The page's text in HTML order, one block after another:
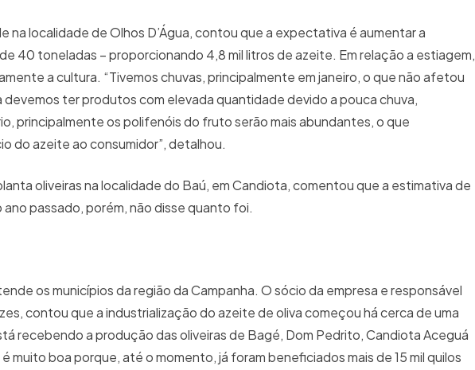
na localidade de Olhos D’Água, contou que a expectativa é aumentar a
40 toneladas – proporcionando 4,8 mil litros de azeite. Em relação a estiagem,
a cultura. “Tivemos chuvas, principalmente em janeiro, o que não afetou
ter produtos com elevada quantidade devido a pouca chuva,
principalmente os polifenóis do fruto serão mais abundantes, o que
do azeite ao consumidor”, detalhou.
oliveiras na localidade do Baú, em Candiota, comentou que a estimativa de
passado, porém, não disse quanto foi.
os municípios da região da Campanha. O sócio da empresa e responsável
contou que a industrialização do azeite de oliva começou há cerca de uma
recebendo a produção das oliveiras de Bagé, Dom Pedrito, Candiota Aceguá
muito boa porque, até o momento, já foram beneficiados mais de 15 mil quilos